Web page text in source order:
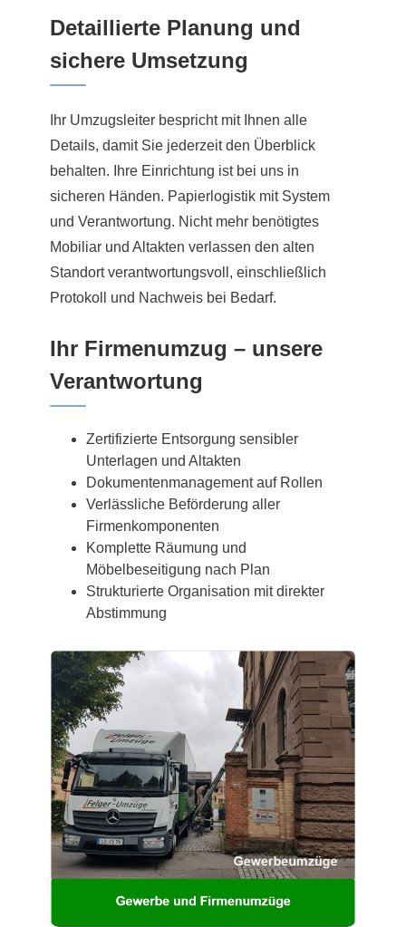
Detaillierte Planung und
sichere Umsetzung
Ihr Umzugsleiter bespricht mit Ihnen alle
Details, damit Sie jederzeit den Überblick
behalten. Ihre Einrichtung ist bei uns in
sicheren Händen. Papierlogistik mit System
und Verantwortung. Nicht mehr benötigtes
Mobiliar und Altakten verlassen den alten
Standort verantwortungsvoll, einschließlich
Protokoll und Nachweis bei Bedarf.
Ihr Firmenumzug – unsere
Verantwortung
Zertifizierte Entsorgung sensibler
Unterlagen und Altakten
Dokumentenmanagement auf Rollen
Verlässliche Beförderung aller
Firmenkomponenten
Komplette Räumung und
Möbelbeseitigung nach Plan
Strukturierte Organisation mit direkter
Abstimmung